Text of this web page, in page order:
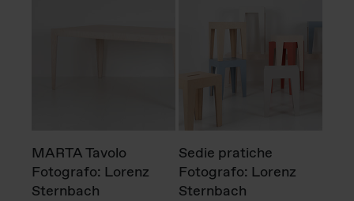
MARTA Tavolo
Fotografo: Lorenz
Sternbach
Sedie pratiche
Fotografo: Lorenz
Sternbach